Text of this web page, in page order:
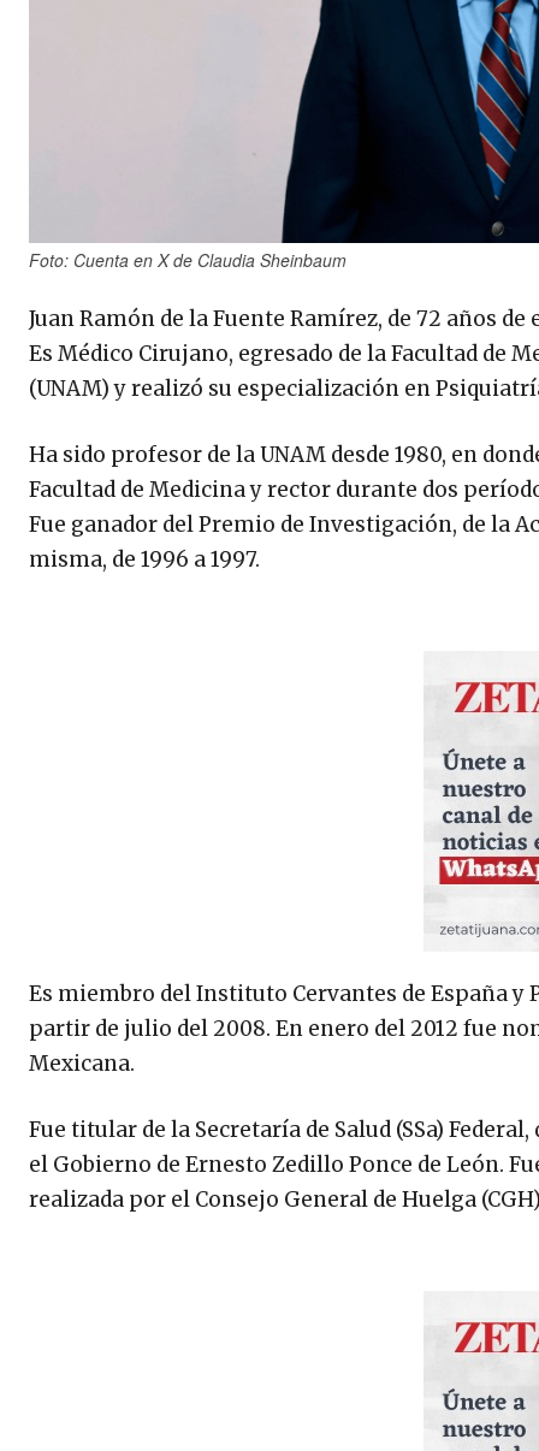
Foto: Cuenta en X de Claudia Sheinbaum
Juan Ramón de la Fuente Ramírez, de 72 años
Es Médico Cirujano, egresado de la Facultad de
(UNAM) y realizó su especialización en
Ha sido profesor de la UNAM desde 1980, en
Facultad de Medicina y rector durante dos
Fue ganador del Premio de Investigación, de la
misma, de 1996 a 1997.
Es miembro del Instituto Cervantes de España
partir de julio del 2008. En enero del 2012 fue
Mexicana.
Fue titular de la Secretaría de Salud (SSa)
el Gobierno de Ernesto Zedillo Ponce de León.
realizada por el Consejo General de Huelga